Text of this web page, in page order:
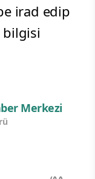
irad edip
bilgisi
Merkezi